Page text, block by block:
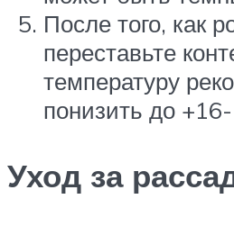
После того, как
переставьте
температуру
понизить до
Уход за